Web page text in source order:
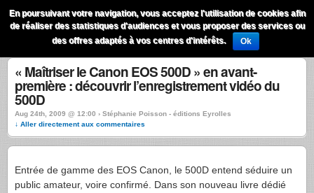
QuestionsPhoto Menu
« Maîtriser le Canon EOS 500D » en avant-
première : découvrir l’enregistrement vidéo du
500D
Aug 24th, 2009 @ 12:00 › Stéphanie Poisson - éditions Eyrolles
↓ Aller directement aux commentaires
Entrée de gamme des EOS Canon, le 500D entend séduire un
public amateur, voire confirmé. Dans son nouveau livre dédié
En poursuivant votre navigation, vous acceptez l'utilisation de cookies afin
de réaliser des statistiques d'audiences et vous proposer des services ou
des offres adaptés à vos centres d'intérêts.
Ok